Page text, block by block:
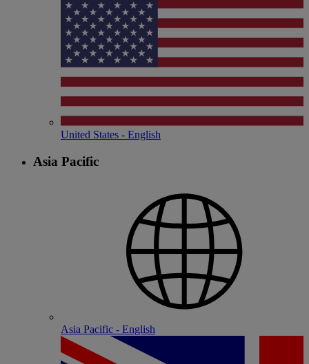
United States - English
Asia Pacific
Asia Pacific - English